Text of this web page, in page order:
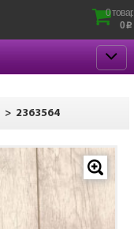
0
0 p
> 2363564